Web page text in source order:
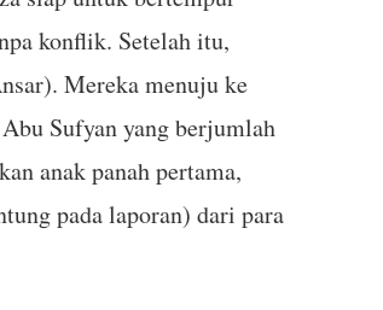
konflik. Setelah itu,
Mereka menuju ke
Sufyan yang berjumlah
anak panah pertama,
pada laporan) dari para